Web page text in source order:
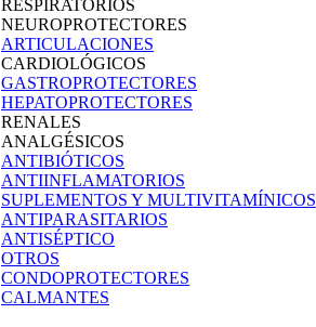
RESPIRATORIOS
NEUROPROTECTORES
ARTICULACIONES
CARDIOLÓGICOS
GASTROPROTECTORES
HEPATOPROTECTORES
RENALES
ANALGÉSICOS
ANTIBIÓTICOS
ANTIINFLAMATORIOS
SUPLEMENTOS Y MULTIVITAMÍNICOS
ANTIPARASITARIOS
ANTISÉPTICO
OTROS
CONDOPROTECTORES
CALMANTES